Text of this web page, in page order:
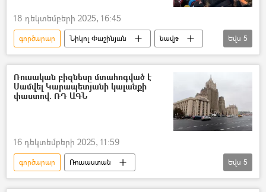
18 դեկտեմբերի 2025, 16:45
գործարար Նիկոլ Փաշինյան
նավթ
Ադրբեջան
հայ-ադրբեջանական
Թուրքիա
Հայաստան
Նարեկ Կարապետյան
Եվս 5
Ռուսական բիզնեսը մտահոգված է
Սամվել Կարապետյանի կալանքի
փաստով. ՌԴ ԱԳՆ
16 դեկտեմբերի 2025, 11:59
գործարար
Ռուսաստան
Սամվել Կարապետյան
կալանք
Եվս 5